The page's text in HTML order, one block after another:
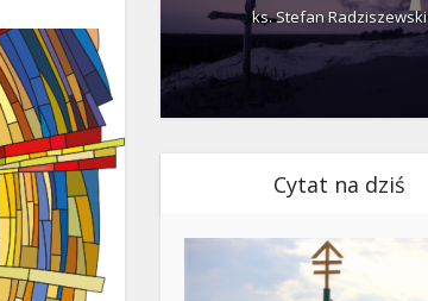
ks. Stefan Radziszewski
Cytat na dziś